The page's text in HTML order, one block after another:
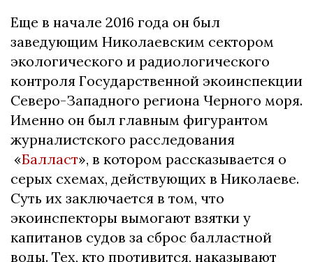
Еще в начале 2016 года он был
заведующим Николаевским сектором
экологического и радиологического
контроля Государственной экоинспекции
Северо-Западного региона Черного моря.
Именно он был главным фигурантом
журналистского расследования
«Балласт», в котором рассказывается о
серых схемах, действующих в Николаеве.
Суть их заключается в том, что
экоинспекторы вымогают взятки у
капитанов судов за сброс балластной
воды. Тех, кто противится, наказывают